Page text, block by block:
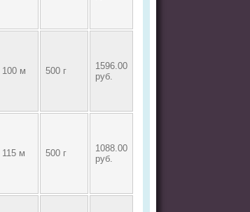
100 м 500 г
1596.00
руб.
115 м 500 г
1088.00
руб.